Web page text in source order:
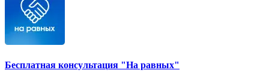
Бесплатная консультация "На равных"